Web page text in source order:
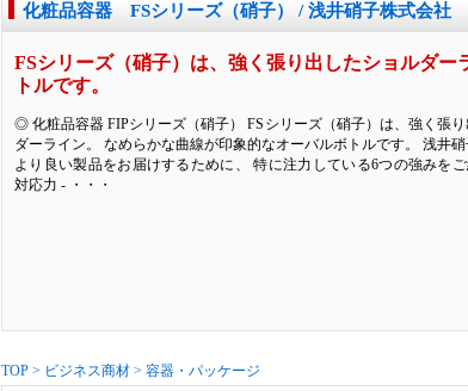
化粧品容器 FSシリーズ（硝子） / 浅井硝子株式会社
FSシリーズ（硝子）は、強く張り出したショルダ
トルです。
◎ 化粧品容器 FIPシリーズ（硝子） FSシリーズ（硝子）は、強く張
ダーライン。 なめらかな曲線が印象的なオーバルボトルです。 浅井
より良い製品をお届けするために、 特に注力している6つの強みをご
対応力 - ・・・
TOP > ビジネス商材 > 容器・パッケージ